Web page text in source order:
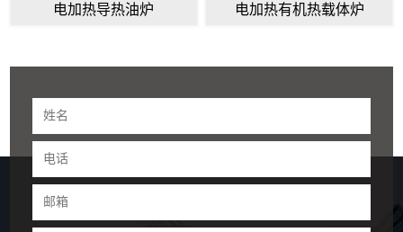
电加热导热油炉 电加热有机热载体炉